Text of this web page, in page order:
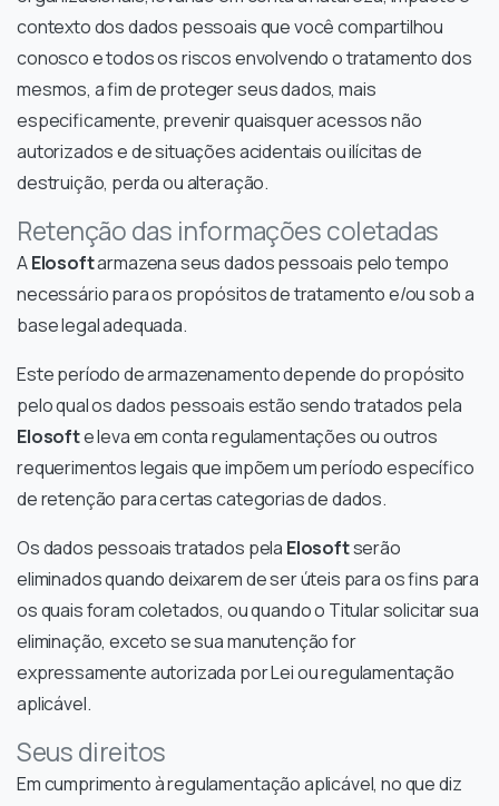
contexto dos dados pessoais que você compartilhou
conosco e todos os riscos envolvendo o tratamento dos
mesmos, a fim de proteger seus dados, mais
especificamente, prevenir quaisquer acessos não
autorizados e de situações acidentais ou ilícitas de
destruição, perda ou alteração.
Retenção das informações coletadas
AElosoftarmazena seus dados pessoais pelo tempo
necessário para os propósitos de tratamento e/ou sob a
base legal adequada.
Este período de armazenamento depende do propósito
pelo qual os dados pessoais estão sendo tratados pela
Elosofte leva em conta regulamentações ou outros
requerimentos legais que impõem um período específico
de retenção para certas categorias de dados.
Os dados pessoais tratados pela Elosoftserão
eliminados quando deixarem de ser úteis para os fins para
os quais foram coletados, ou quando o Titular solicitar sua
eliminação, exceto se sua manutenção for
expressamente autorizada por Lei ou regulamentação
aplicável.
Seus direitos
Em cumprimento à regulamentação aplicável, no que diz